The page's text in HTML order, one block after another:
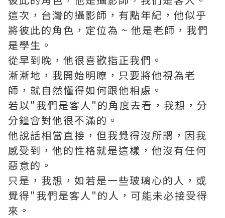
這次，台灣的攝影師，有點年紀，他似乎
將彼此的角色，定位為 ~ 他是老師，我們
是學生。
從早到晚，他很喜歡指正我們。
漸漸地，我開始明瞭，只要將他視為老
師，就自然懂得如何跟他相處。
若以"我們是客人"的角度去看，我想，分
分鐘會對他很不滿的。
他說話相當直接，但我覺得沒所謂，因我
感受到，他的性格就是這樣，他沒有任何
惡意的。
只是，我想，如若是一些玻璃心的人，或
覺得"我們是客人"的人，可能未必接受得
來。